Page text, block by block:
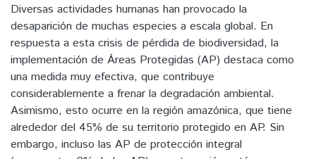
Diversas actividades humanas han provocado la
desaparición de muchas especies a escala global. En
respuesta a esta crisis de pérdida de biodiversidad, la
implementación de Áreas Protegidas (AP) destaca como
una medida muy efectiva, que contribuye
considerablemente a frenar la degradación ambiental.
Asimismo, esto ocurre en la región amazónica, que tiene
alrededor del 45% de su territorio protegido en AP. Sin
embargo, incluso las AP de protección integral